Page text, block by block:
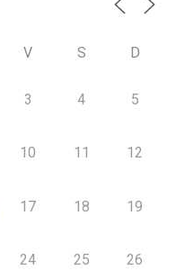
V S D
3 4 5
10 11 12
17 18 19
24 25 26